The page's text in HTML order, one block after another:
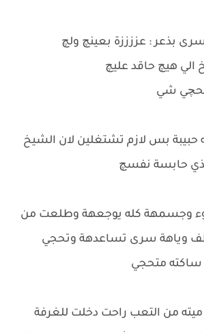
بذعر : عززززة بعينچ ولچ
هيچ حاقد عليچ
شي
بس لازم تشتغلين لان الشيخ
حابسة نفسچ
وجسمهة كله يوجعهة وطلعت من
وياهة سرى تساعدهة وتحجي
ساكته متحجي
من التعب راحت دخلت للغرفة